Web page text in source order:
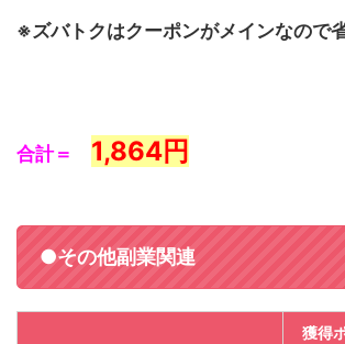
※ズバトクはクーポンがメインなので
合計＝ 1,864円
●その他副業関連
獲得